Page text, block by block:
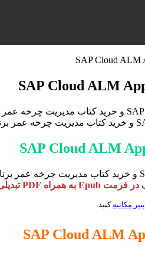
در فرمت Epub به همراه PDF تبدیلی
مکاتبه کنید.